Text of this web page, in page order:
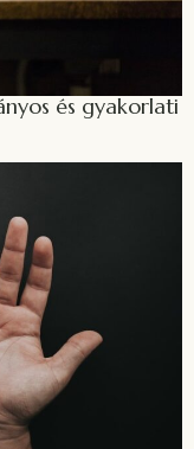
és gyakorlati